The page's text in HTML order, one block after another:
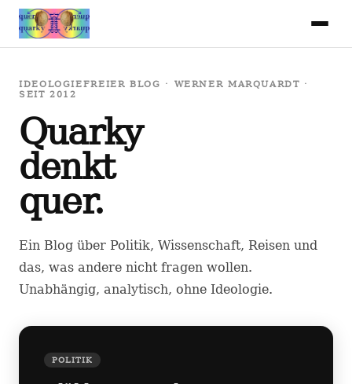
IDEOLOGIEFREIER BLOG · WERNER MARQUARDT ·
SEIT 2012
Quarky
denkt
quer.
Ein Blog über Politik, Wissenschaft, Reisen und
das, was andere nicht fragen wollen.
Unabhängig, analytisch, ohne Ideologie.
POLITIK